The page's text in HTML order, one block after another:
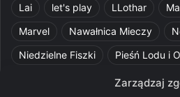
Zarządzaj
Lai
let's play LLothar
Marvel
Nawałnica Mieczy
Niedzielne Fiszki
Pieśń Lodu i
Pquelim